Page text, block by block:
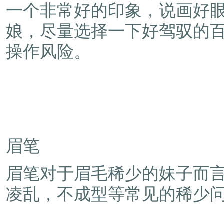
一个非常好的印象，说画好
娘，尽量选择一下好驾驭的
操作风险。
眉笔
眉笔对于眉毛稀少的妹子而
凌乱，不成型等常见的稀少